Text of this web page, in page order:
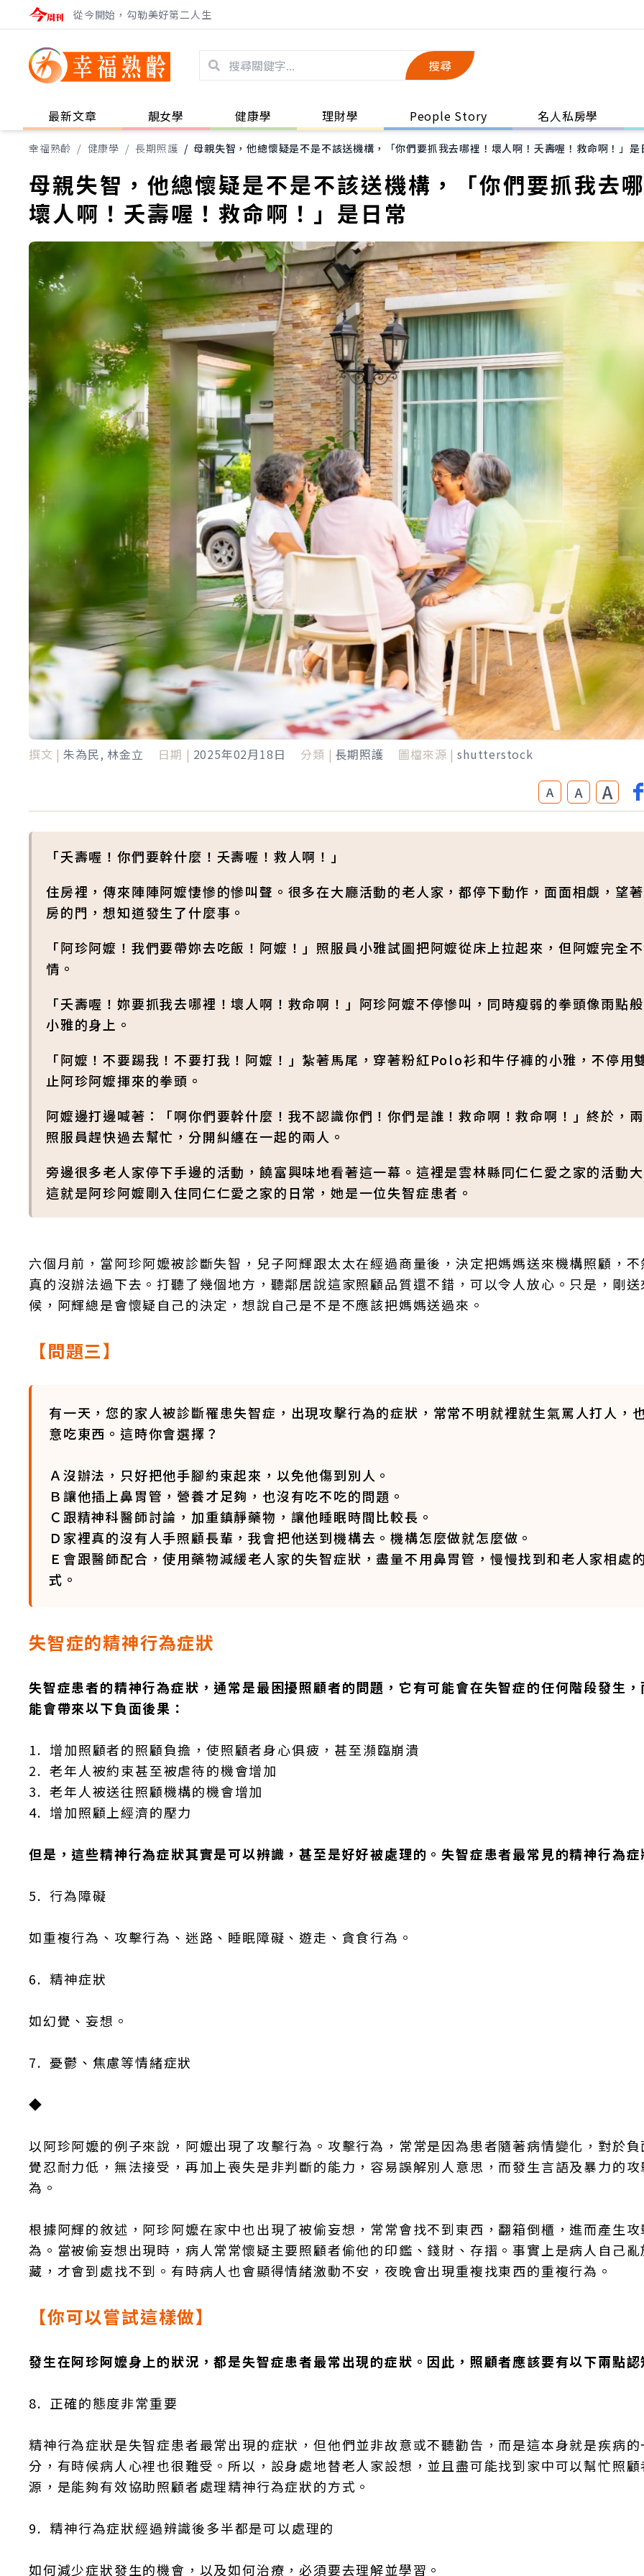
從今開始，勾勒美好第二人生
搜尋
最新文章 靚女學 健康學 理財學 People Story 名人私房學
幸福熟齡 / 健康學 / 長期照護 / 母親失智，他總懷疑是不是不該送機構，「你們要抓我去哪裡！壞人啊！夭壽喔！救命啊！」是
母親失智，他總懷疑是不是不該送機構，「你們要抓我去哪
壞人啊！夭壽喔！救命啊！」是日常
撰文 | 朱為民, 林金立 日期 | 2025年02月18日 分類 | 長期照護 圖檔來源 | shutterstock
A A A
「夭壽喔！你們要幹什麼！夭壽喔！救人啊！」
住房裡，傳來陣陣阿嬤悽慘的慘叫聲。很多在大廳活動的老人家，都停下動作，面面相覷，望
房的門，想知道發生了什麼事。
「阿珍阿嬤！我們要帶妳去吃飯！阿嬤！」照服員小雅試圖把阿嬤從床上拉起來，但阿嬤完全
情。
「夭壽喔！妳要抓我去哪裡！壞人啊！救命啊！」阿珍阿嬤不停慘叫，同時瘦弱的拳頭像雨點
小雅的身上。
「阿嬤！不要踢我！不要打我！阿嬤！」紮著馬尾，穿著粉紅Polo衫和牛仔褲的小雅，不停用
止阿珍阿嬤揮來的拳頭。
阿嬤邊打邊喊著：「啊你們要幹什麼！我不認識你們！你們是誰！救命啊！救命啊！」終於，
照服員趕快過去幫忙，分開糾纏在一起的兩人。
旁邊很多老人家停下手邊的活動，饒富興味地看著這一幕。這裡是雲林縣同仁仁愛之家的活動大
這就是阿珍阿嬤剛入住同仁仁愛之家的日常，她是一位失智症患者。
六個月前，當阿珍阿嬤被診斷失智，兒子阿輝跟太太在經過商量後，決定把媽媽送來機構照顧，不
真的沒辦法過下去。打聽了幾個地方，聽鄰居說這家照顧品質還不錯，可以令人放心。只是，剛送
候，阿輝總是會懷疑自己的決定，想說自己是不是不應該把媽媽送過來。
【問題三】
有一天，您的家人被診斷罹患失智症，出現攻擊行為的症狀，常常不明就裡就生氣罵人打人，
意吃東西。這時你會選擇？
Ａ沒辦法，只好把他手腳約束起來，以免他傷到別人。
Ｂ讓他插上鼻胃管，營養才足夠，也沒有吃不吃的問題。
Ｃ跟精神科醫師討論，加重鎮靜藥物，讓他睡眠時間比較長。
Ｄ家裡真的沒有人手照顧長輩，我會把他送到機構去。機構怎麼做就怎麼做。
Ｅ會跟醫師配合，使用藥物減緩老人家的失智症狀，盡量不用鼻胃管，慢慢找到和老人家相處
式。
失智症的精神行為症狀
失智症患者的精神行為症狀，通常是最困擾照顧者的問題，它有可能會在失智症的任何階段發生，
能會帶來以下負面後果：
1. 增加照顧者的照顧負擔，使照顧者身心俱疲，甚至瀕臨崩潰
2.老年人被約束甚至被虐待的機會增加
3.老年人被送往照顧機構的機會增加
4. 增加照顧上經濟的壓力
但是，這些精神行為症狀其實是可以辨識，甚至是好好被處理的。失智症患者最常見的精神行為症
5. 行為障礙
如重複行為、攻擊行為、迷路、睡眠障礙、遊走、貪食行為。
6. 精神症狀
如幻覺、妄想。
7. 憂鬱、焦慮等情緒症狀
◆
以阿珍阿嬤的例子來說，阿嬤出現了攻擊行為。攻擊行為，常常是因為患者隨著病情變化，對於負
覺忍耐力低，無法接受，再加上喪失是非判斷的能力，容易誤解別人意思，而發生言語及暴力的攻
為。
根據阿輝的敘述，阿珍阿嬤在家中也出現了被偷妄想，常常會找不到東西，翻箱倒櫃，進而產生攻
為。當被偷妄想出現時，病人常常懷疑主要照顧者偷他的印鑑、錢財、存摺。事實上是病人自己亂
藏，才會到處找不到。有時病人也會顯得情緒激動不安，夜晚會出現重複找東西的重複行為。
【你可以嘗試這樣做】
發生在阿珍阿嬤身上的狀況，都是失智症患者最常出現的症狀。因此，照顧者應該要有以下兩點認
8. 正確的態度非常重要
精神行為症狀是失智症患者最常出現的症狀，但他們並非故意或不聽勸告，而是這本身就是疾病的
分，有時候病人心裡也很難受。所以，設身處地替老人家設想，並且盡可能找到家中可以幫忙照顧
源，是能夠有效協助照顧者處理精神行為症狀的方式。
9. 精神行為症狀經過辨識後多半都是可以處理的
如何減少症狀發生的機會，以及如何治療，必須要去理解並學習。